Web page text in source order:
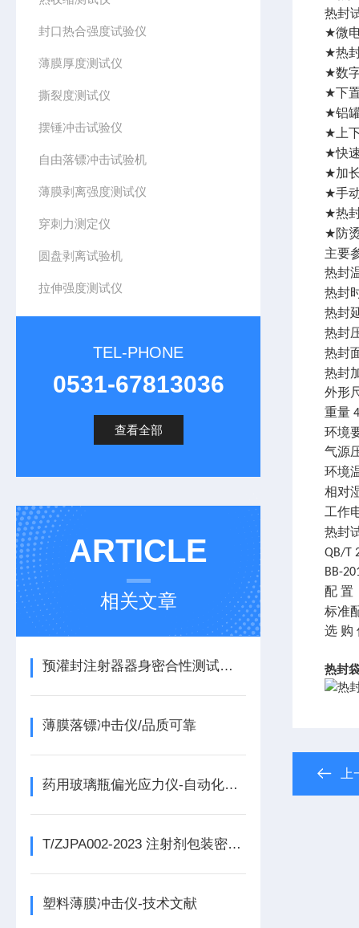
封口热合强度试验仪
薄膜厚度测试仪
撕裂度测试仪
摆锤冲击试验仪
自由落镖冲击试验机
薄膜剥离强度测试仪
穿刺力测定仪
圆盘剥离试验机
拉伸强度测试仪
TEL-PHONE
0531-67813036
查看全部
ARTICLE
相关文章
预灌封注射器器身密合性测试仪工作原理
薄膜落镖冲击仪/品质可靠
药用玻璃瓶偏光应力仪-自动化操作
T/ZJPA002-2023 注射剂包装密封性 微生物侵入法密封性试验仪
塑料薄膜冲击仪-技术文献
热封
★微
★热
★数
★下
★铝
★ 上
★快
★加
★手
★热
★防
主要
热封
热封
热封
热封
热封
热封
外形
重量
环境
气源
环境
相对
工作
热封
QB/T
BB-
配 置
标准
选 购
热封